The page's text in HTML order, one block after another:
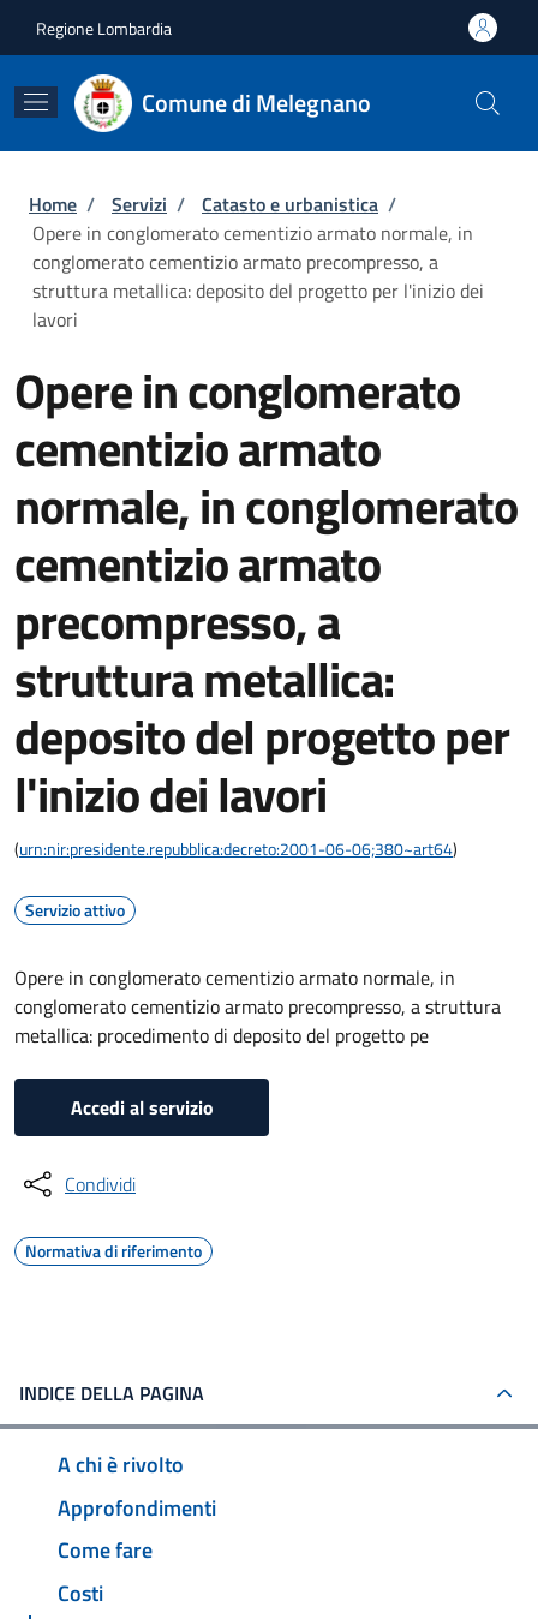
Regione Lombardia
Comune di Melegnano
Briciole di pane
Home / Servizi / Catasto e urbanistica /
Opere in conglomerato cementizio armato normale, in
conglomerato cementizio armato precompresso, a
struttura metallica: deposito del progetto per l'inizio dei
lavori
Opere in conglomerato
cementizio armato
normale, in conglomerato
cementizio armato
precompresso, a
struttura metallica:
deposito del progetto per
l'inizio dei lavori
(urn:nir:presidente.repubblica:decreto:2001-06-06;380~art64)
Servizio attivo
Opere in conglomerato cementizio armato normale, in
conglomerato cementizio armato precompresso, a struttura
metallica: procedimento di deposito del progetto pe
Accedi al servizio
Condividi
Normativa di riferimento
INDICE DELLA PAGINA
A chi è rivolto
Approfondimenti
Come fare
Costi